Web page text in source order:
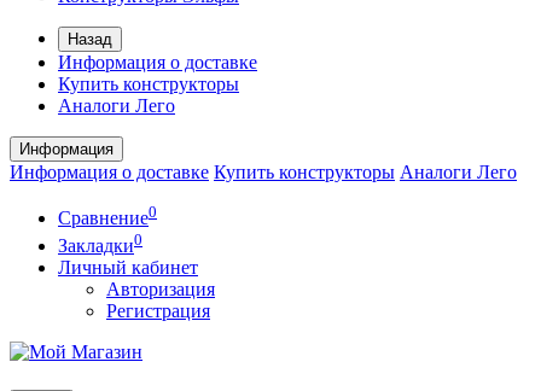
Назад
Информация о доставке
Купить конструкторы
Аналоги Лего
Информация
Информация о доставке Купить конструкторы Аналоги Лего
Сравнение0
Закладки0
Личный кабинет
Авторизация
Регистрация